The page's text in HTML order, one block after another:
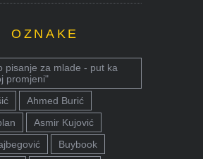
OZNAKE
pisanje za mlade - put ka
promjeni"
Ahmed Burić
Asmir Kujović
Buybook